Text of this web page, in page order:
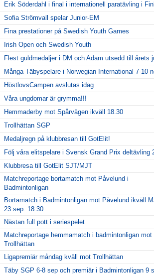
Erik Söderdahl i final i internationell paratävling i
Sofia Strömvall spelar Junior-EM
Fina prestationer på Swedish Youth Games
Irish Open och Swedish Youth
Flest guldmedaljer i DM och Adam utsedd till årets
Många Täbyspelare i Norwegian International 7-10
HöstlovsCampen avslutas idag
Våra ungdomar är grymma!!!
Hemmaderby mot Spårvägen ikväll 18.30
Trollhättan SGP
Medaljregn på klubbresan till GotElit!
Följ våra elitspelare i Svensk Grand Prix deltävling
Klubbresa till GotElit SJT/MJT
Matchreportage bortamatch mot Påvelund i
Badmintonligan
Bortamatch i Badmintonligan mot Påvelund ikväll
23 sep. 18.30
Nästan full pott i seriespelet
Matchreportage hemmamatch i badmintonligan mot
Trollhättan
Ligapremiär måndag kväll mot Trollhättan
Täby SGP 6-8 sep och premiär i Badmintonligan 9